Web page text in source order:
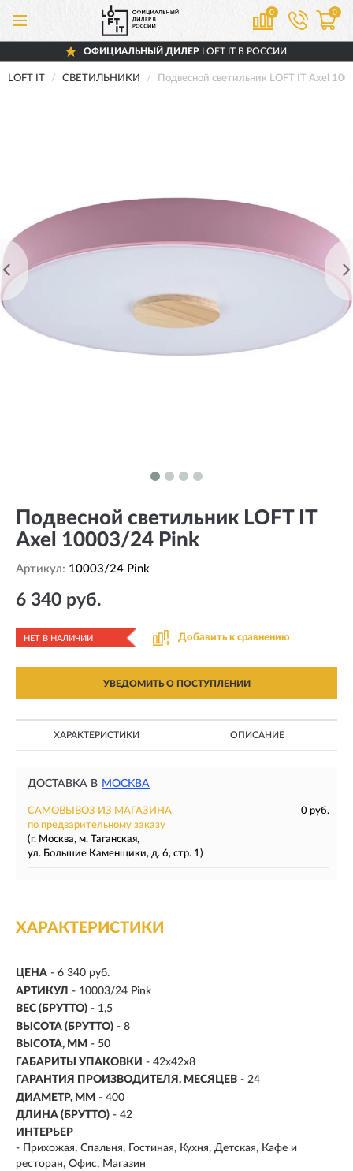
0 0
ОФИЦИАЛЬНЫЙ ДИЛЕРLOFT IT В РОССИИ
LOFT IT СВЕТИЛЬНИКИ Подвесной светильник LOFT IT Axel
Подвесной светильник LOFT IT
Axel 10003/24 Pink
Артикул: 10003/24 Pink
6 340 руб.
НЕТ В НАЛИЧИИ Добавить к сравнению
УВЕДОМИТЬ О ПОСТУПЛЕНИИ
ХАРАКТЕРИСТИКИ ОПИСАНИЕ
ДОСТАВКА В МОСКВА
САМОВЫВОЗ ИЗ МАГАЗИНА
0 руб.
по предварительному заказу
(г. Москва, м. Таганская,
ул. Большие Каменщики, д. 6, стр. 1)
ХАРАКТЕРИСТИКИ
ЦЕНА - 6 340 руб.
АРТИКУЛ - 10003/24 Pink
ВЕС (БРУТТО) - 1,5
ВЫСОТА (БРУТТО) - 8
ВЫСОТА, ММ - 50
ГАБАРИТЫ УПАКОВКИ - 42x42x8
ГАРАНТИЯ ПРОИЗВОДИТЕЛЯ, МЕСЯЦЕВ - 24
ДИАМЕТР, ММ - 400
ДЛИНА (БРУТТО) - 42
ИНТЕРЬЕР
- Прихожая, Спальня, Гостиная, Кухня, Детская, Кафе и
ресторан, Офис, Магазин